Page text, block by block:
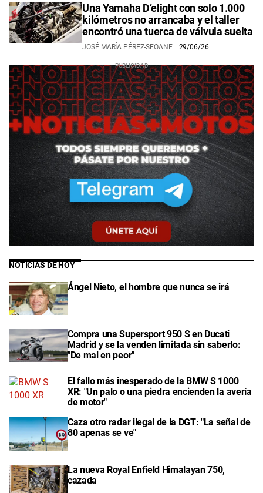
Una Yamaha D’elight con solo 1.000
kilómetros no arrancaba y el taller
encontró una tuerca de válvula suelta
JOSÉ MARÍA PÉREZ-SEOANE 29/06/26
NOTICIAS DE HOY
Ángel Nieto, el hombre que nunca se irá
Compra una Supersport 950 S en Ducati
Madrid y se la venden limitada sin saberlo:
"De mal en peor"
El fallo más inesperado de la BMW S 1000
XR: "Un palo o una piedra encienden la avería
de motor"
Caza otro radar ilegal de la DGT: "La señal de
80 apenas se ve"
La nueva Royal Enfield Himalayan 750,
cazada